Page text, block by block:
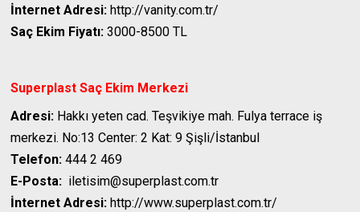
İnternet Adresi: http://vanity.com.tr/
Saç Ekim Fiyatı: 3000-8500 TL
Superplast Saç Ekim Merkezi
Adresi: Hakkı yeten cad. Teşvikiye mah. Fulya terrace iş
merkezi. No:13 Center: 2 Kat: 9 Şişli/İstanbul
Telefon: 444 2 469
E-Posta: iletisim@superplast.com.tr
İnternet Adresi: http://www.superplast.com.tr/